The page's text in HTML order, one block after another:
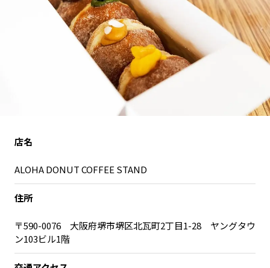
奈良エリア
和歌山エリア
鳥取エリア
島根エリア
広島エリア
徳島エリア
愛媛エリア
熊本エリア
沖縄エリア
カテゴリから探す
特集コンテンツ
地域を代表する 企業100選
店名
ALOHA DONUT COFFEE STAND
住所
〒590-0076 大阪府堺市堺区北瓦町2丁目1-28 ヤングタウ
ン103ビル1階